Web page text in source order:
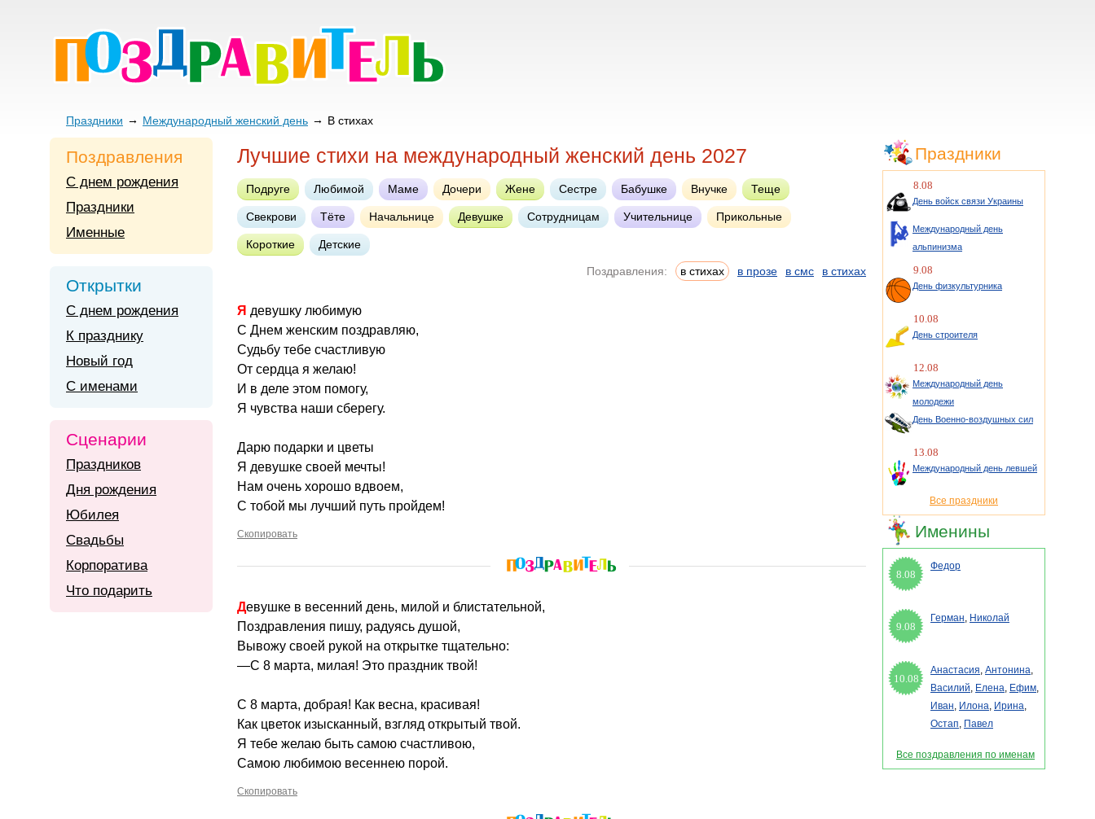
Праздники Международный женский день В стихах
Лучшие стихи на международный женский день 2027
Подруге Любимой Маме Дочери Жене Сестре Бабушке Внучке Теще
Свекрови Тёте Начальнице Девушке Сотрудницам Учительнице Прикольные
Короткие Детские
Поздравления: в стихах в прозе в смс в стихах
Я девушку любимую
С Днем женским поздравляю,
Судьбу тебе счастливую
От сердца я желаю!
И в деле этом помогу,
Я чувства наши сберегу.
Дарю подарки и цветы
Я девушке своей мечты!
Нам очень хорошо вдвоем,
С тобой мы лучший путь пройдем!
Скопировать
Девушке в весенний день, милой и блистательной,
Поздравления пишу, радуясь душой,
Вывожу своей рукой на открытке тщательно:
—С 8 марта, милая! Это праздник твой!
С 8 марта, добрая! Как весна, красивая!
Как цветок изысканный, взгляд открытый твой.
Я тебе желаю быть самою счастливою,
Самою любимою весеннею порой.
Скопировать
Поздравления
С днем рождения
Праздники
Именные
Открытки
С днем рождения
К празднику
Новый год
С именами
Сценарии
Праздников
Дня рождения
Юбилея
Свадьбы
Корпоратива
Что подарить
Праздники
8.08
День войск связи Украины
Международный день
альпинизма
9.08
День физкультурника
10.08
День строителя
12.08
Международный день
молодежи
День Военно-воздушных сил
13.08
Международный день левшей
Все праздники
Именины
8.08
Федор
9.08
Герман, Николай
10.08
Анастасия, Антонина,
Василий, Елена, Ефим,
Иван, Илона, Ирина,
Остап, Павел
Все поздравления по именам